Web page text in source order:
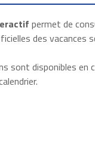
permet de
des vacances
sont disponibles en